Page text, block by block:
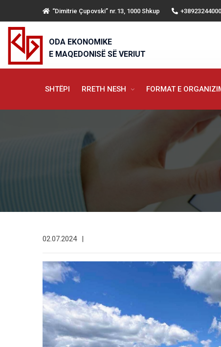
“Dimitrie Çupovski” nr.13, 1000 Shkup +38923244000
ODA EKONOMIKE
E MAQEDONISË SË VERIUT
SHTËPI RRETH NESH FORMAT E
02.07.2024 |